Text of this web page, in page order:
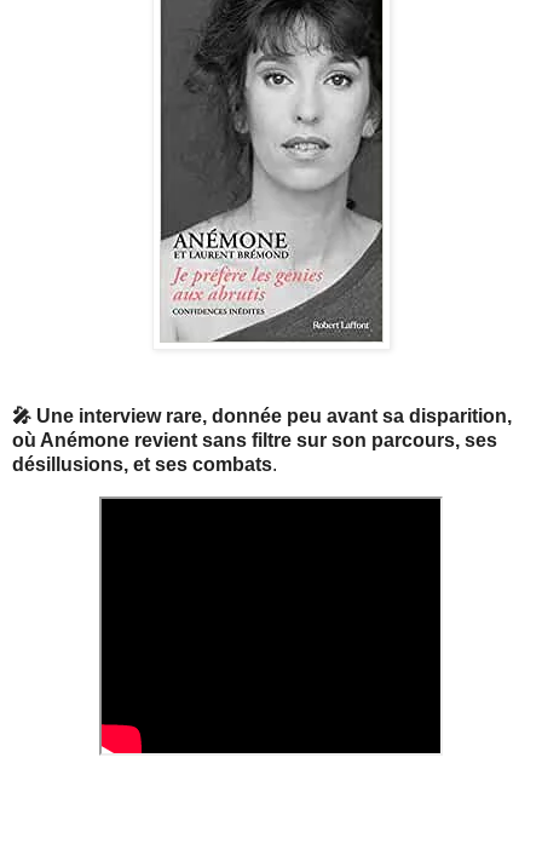
🎤 Une interview rare, donnée peu avant sa disparition,
où Anémone revient sans filtre sur son parcours, ses
désillusions, et ses combats.